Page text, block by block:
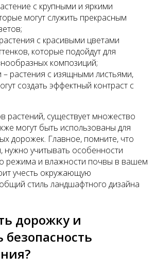
с крупными и яркими
могут служить прекрасным
с красивыми цветами
которые подойдут для
композиций;
– растения с изящными листьями,
создать эффектный контраст с
растений, существует множество
могут быть использованы для
дорожек. Главное, помните, что
нужно учитывать особенности
режима и влажности почвы в вашем
учесть окружающую
стиль ландшафтного дизайна
дорожку и
безопасность